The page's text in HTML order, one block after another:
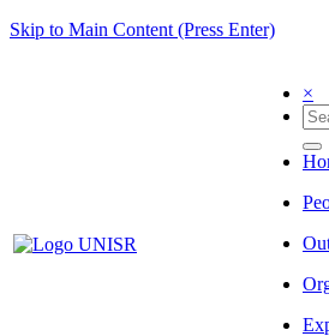
Skip to Main Content (Press Enter)
×